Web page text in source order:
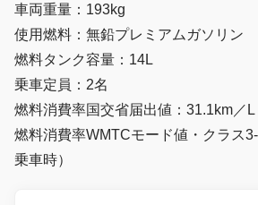
車両重量：193kg
使用燃料：無鉛プレミアムガソリン
燃料タンク容量：14L
乗車定員：2名
燃料消費率国交省届出値：31.1km／L
燃料消費率WMTCモード値・クラス
乗車時）